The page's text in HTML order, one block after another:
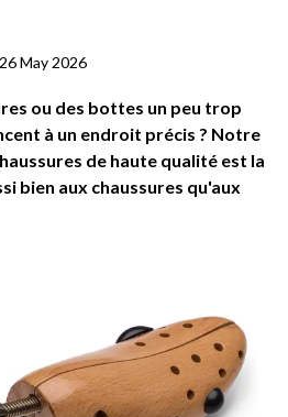
May 2026
ou des bottes un peu trop
à un endroit précis ? Notre
de haute qualité est la
bien aux chaussures qu'aux